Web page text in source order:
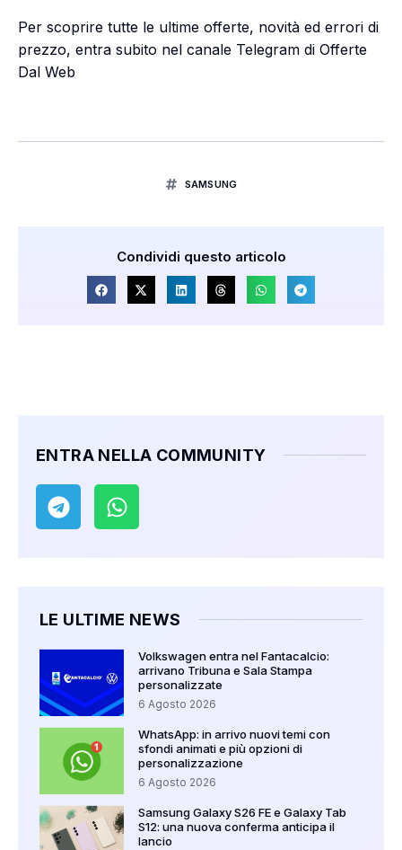
Per scoprire tutte le ultime offerte, novità ed errori di
prezzo, entra subito nel canale Telegram di Offerte
Dal Web
SAMSUNG
Condividi questo articolo
ENTRA NELLA COMMUNITY
LE ULTIME NEWS
Volkswagen entra nel Fantacalcio:
arrivano Tribuna e Sala Stampa
personalizzate
6 Agosto 2026
WhatsApp: in arrivo nuovi temi con
sfondi animati e più opzioni di
personalizzazione
6 Agosto 2026
Samsung Galaxy S26 FE e Galaxy Tab
S12: una nuova conferma anticipa il
lancio